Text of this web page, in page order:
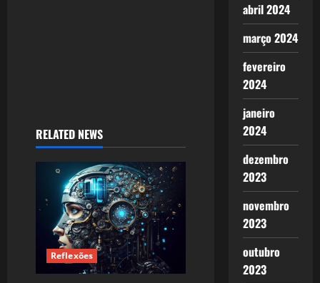
RELATED NEWS
Reflexões
abril 2024
março 2024
fevereiro
2024
janeiro
2024
dezembro
2023
novembro
2023
outubro
2023